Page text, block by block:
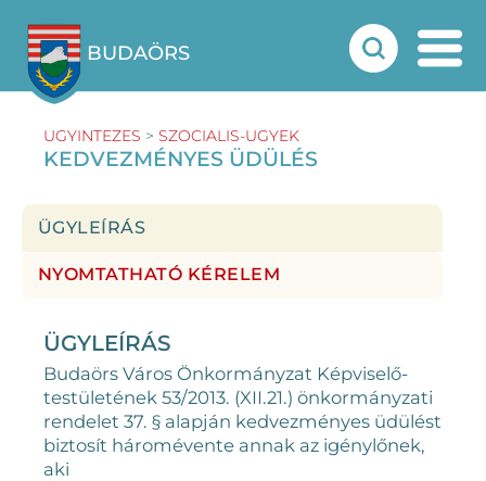
BUDAÖRS
UGYINTEZES > SZOCIALIS-UGYEK
KEDVEZMÉNYES ÜDÜLÉS
ÜGYLEÍRÁS
NYOMTATHATÓ KÉRELEM
ÜGYLEÍRÁS
Budaörs Város Önkormányzat Képviselő-
testületének 53/2013. (XII.21.) önkormányzati
rendelet 37. § alapján kedvezményes üdülést
biztosít háromévente annak az igénylőnek,
aki